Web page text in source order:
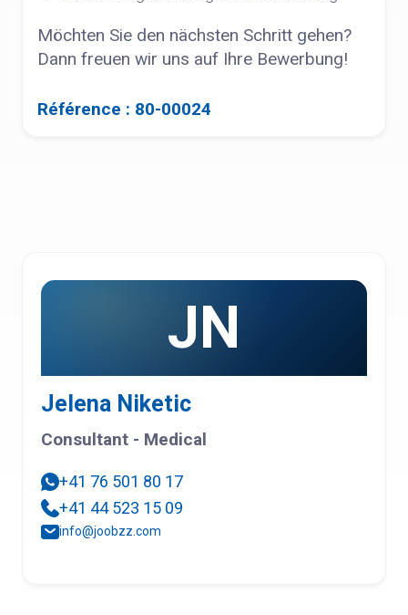
Möchten Sie den nächsten Schritt gehen?
Dann freuen wir uns auf Ihre Bewerbung!
Référence : 80-00024
JN
Jelena Niketic
Consultant - Medical
+41 76 501 80 17
+41 44 523 15 09
info@joobzz.com